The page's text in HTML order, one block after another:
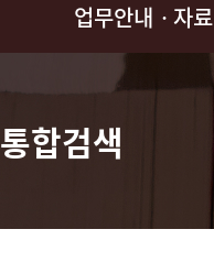
업무안내ㆍ자료
통합검색